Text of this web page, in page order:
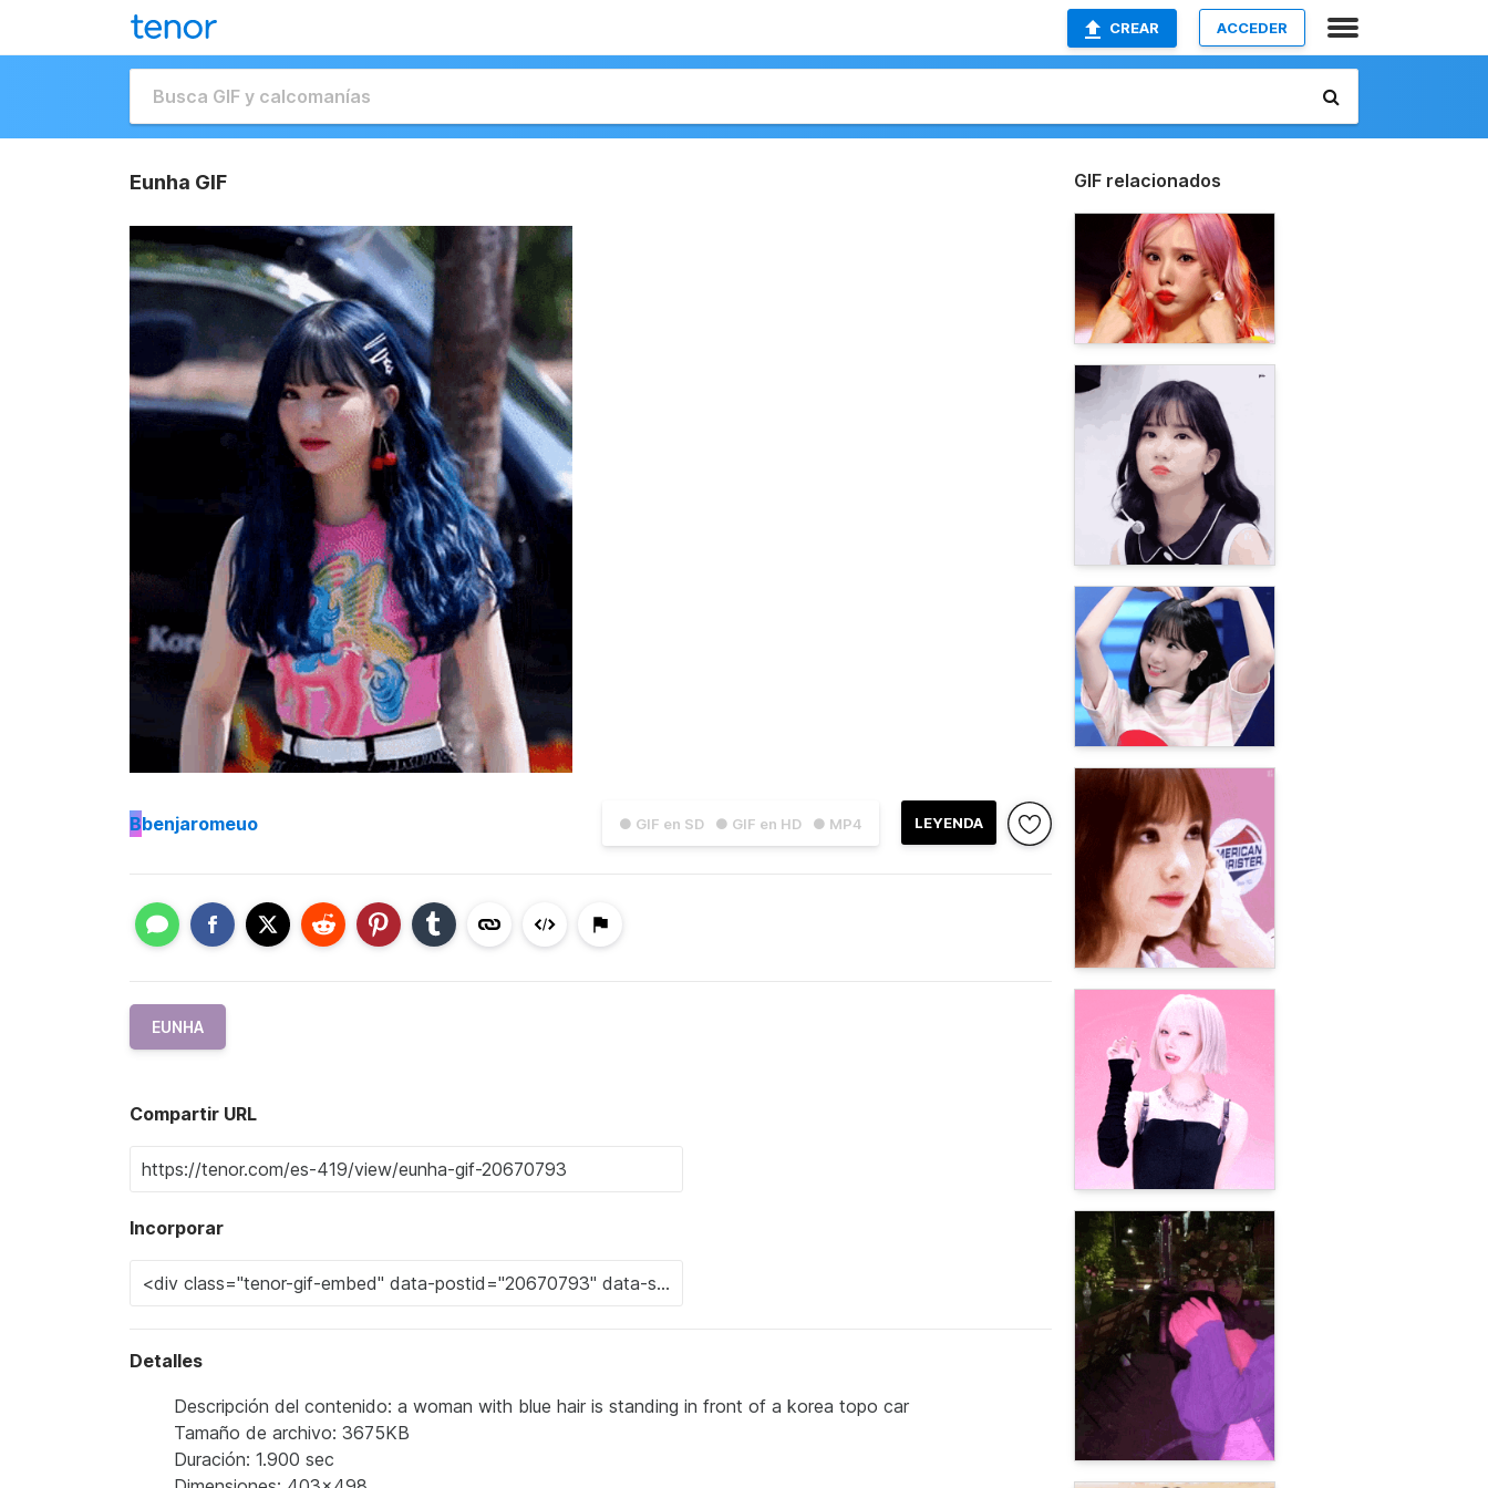
CREAR ACCEDER
Eunha GIF
● GIF en SD ● GIF en HD ● MP4 LEYENDA
Bbenjaromeuo
EUNHA
Compartir URL
Incorporar
Detalles
Descripción del contenido: a woman with blue hair is standing in front of a korea topo car
Tamaño de archivo: 3675KB
Duración: 1.900 sec
GIF relacionados